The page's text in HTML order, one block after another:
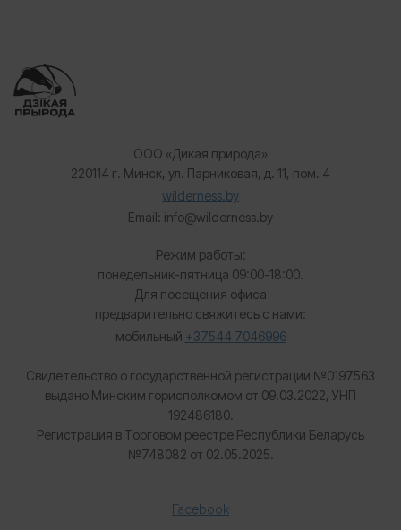
ООО «Дикая природа»
220114 г. Минск, ул. Парниковая, д. 11, пом. 4
wilderness.by
Email: info@wilderness.by
Режим работы:
понедельник-пятница 09:00-18:00.
Для посещения офиса
предварительно свяжитесь с нами:
мобильный +37544 7046996
Свидетельство о государственной регистрации №0197563
выдано Минским горисполкомом от 09.03.2022, УНП
192486180.
Регистрация в Торговом реестре Республики Беларусь
№748082 от 02.05.2025.
Facebook